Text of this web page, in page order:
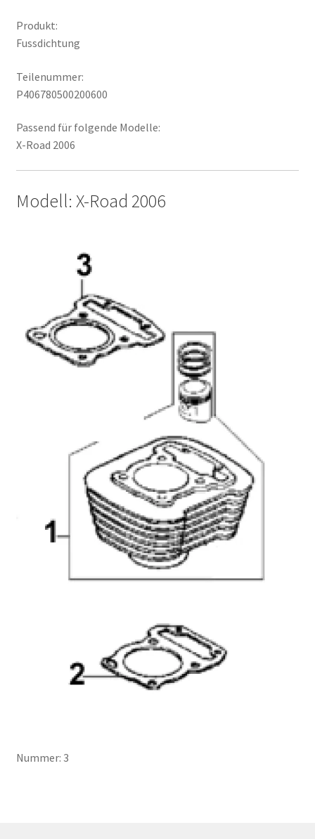
Produkt:
Fussdichtung
Teilenummer:
P406780500200600
Passend für folgende Modelle:
X-Road 2006
Modell: X-Road 2006
Nummer: 3